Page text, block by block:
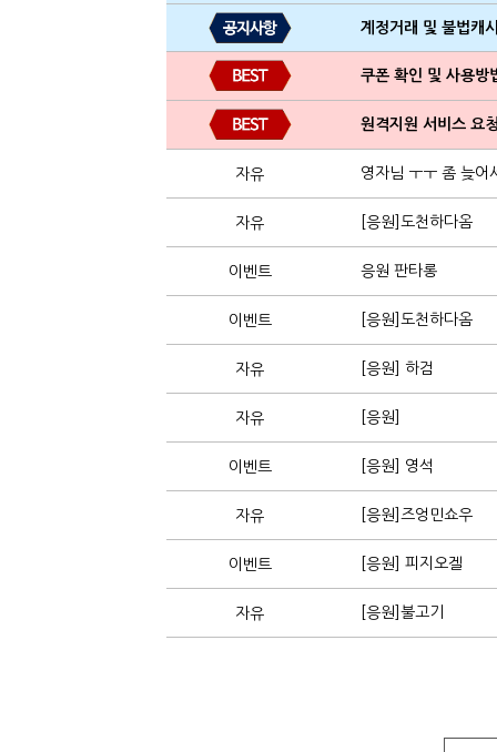
계정거래 및 불법캐
쿠폰 확인 및 사용방
원격지원 서비스 요
자유 영자님 ㅜㅜ 좀 늦
자유 [응원]도천하다옴
이벤트 응원 판타롱
이벤트 [응원]도천하다옴
자유 [응원] 하검
자유 [응원]
이벤트 [응원] 영석
자유 [응원]즈엉민쇼우
이벤트 [응원] 피지오겔
자유 [응원]불고기